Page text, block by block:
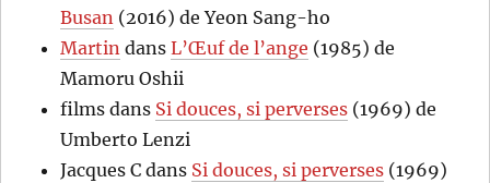
Busan (2016) de Yeon Sang-ho
Martin dansL’Œuf de l’ange (1985) de
Mamoru Oshii
films dans Si douces, si perverses (1969) de
Umberto Lenzi
Jacques C dans Si douces, si perverses (1969)